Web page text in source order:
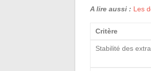
A lire aussi : Les
Critère
Stabilité des